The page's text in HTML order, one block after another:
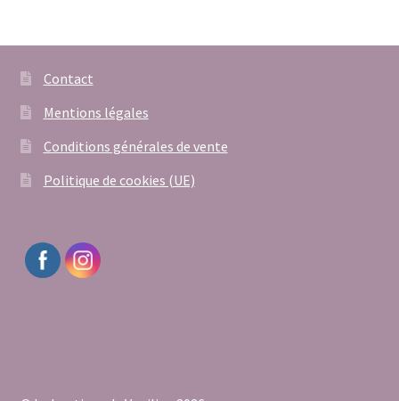
Contact
Mentions légales
Conditions générales de vente
Politique de cookies (UE)